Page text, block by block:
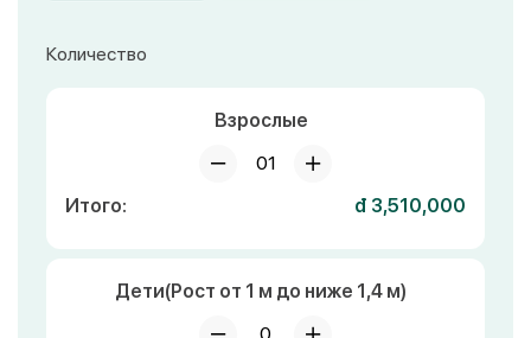
Количество
Взрослые
01
Итого:
đ 3,510,000
Дети(Рост от 1 м до ниже 1,4 м)